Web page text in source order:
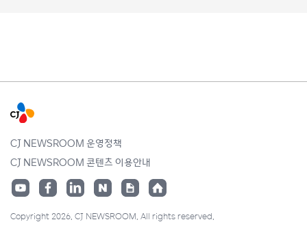
CJ NEWSROOM 운영정책
CJ NEWSROOM 콘텐츠 이용안내
Copyright 2026. CJ NEWSROOM. All rights reserved.